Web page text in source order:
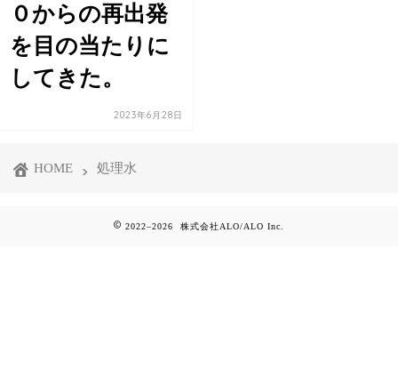
０からの再出発
を目の当たりに
してきた。
2023年6月28日
HOME 処理水
2022–2026 株式会社ALO/ALO Inc.